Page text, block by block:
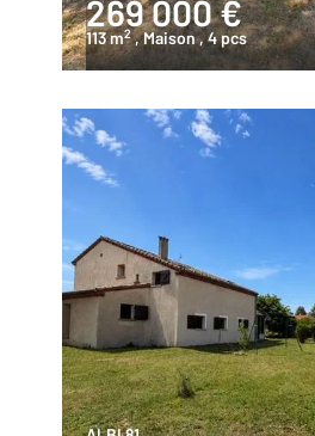
269 000 €
113 m2 , Maison, 4 pcs